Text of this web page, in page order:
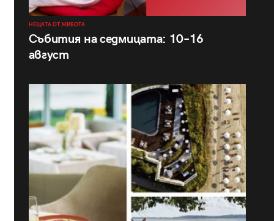
НЕЩАТА ОТ ЖИВОТА
Събития на седмицата: 10–16
август